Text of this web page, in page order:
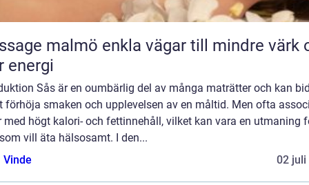
enkla vägar till mindre värk och
energi
Sås är en oumbärlig del av många maträtter och kan
förhöja smaken och upplevelsen av en måltid. Men ofta
med högt kalori- och fettinnehåll, vilket kan vara en utmaning
vill äta hälsosamt. I den...
Vinde
02 juli